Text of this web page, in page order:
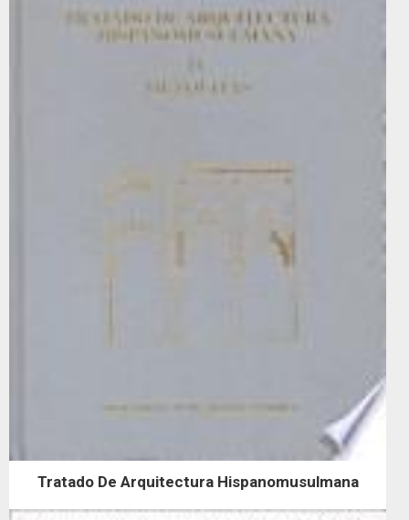
Tratado De Arquitectura Hispanomusulmana